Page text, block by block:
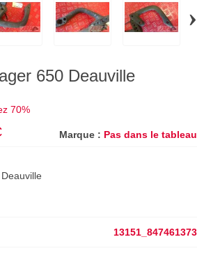
›
650 Deauville
Marque : Pas dans le tableau
70%
13151_847461373